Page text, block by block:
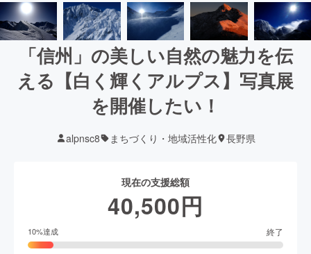
「信州」の美しい自然の魅力を伝
える【白く輝くアルプス】写真展
を開催したい！
alpnsc8 まちづくり・地域活性化 長野県
現在の支援総額
40,500円
10%達成 終了